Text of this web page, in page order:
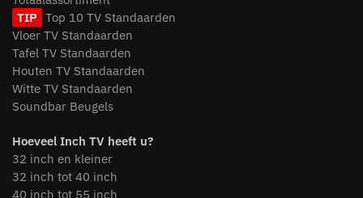
TIP Top 10 TV Standaarden
Vloer TV Standaarden
Tafel TV Standaarden
Houten TV Standaarden
Witte TV Standaarden
Soundbar Beugels
Hoeveel Inch TV heeft u?
32 inch en kleiner
32 inch tot 40 inch
40 inch tot 55 inch